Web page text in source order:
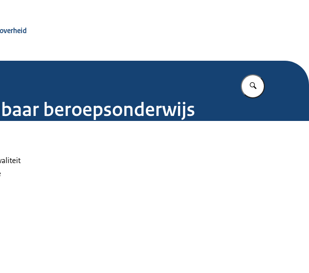
Vul in wat u
beroepsonderwijs